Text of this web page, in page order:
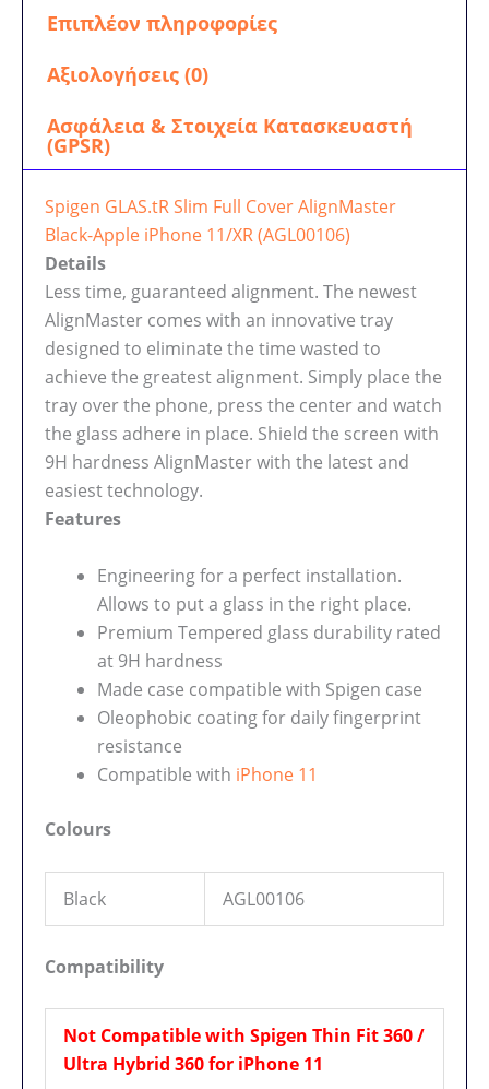
Επιπλέον πληροφορίες
Αξιολογήσεις (0)
Ασφάλεια & Στοιχεία Κατασκευαστή
(GPSR)
Spigen GLAS.tR Slim Full Cover AlignMaster
Black-Apple iPhone 11/XR (AGL00106)
Details
Less time, guaranteed alignment. The newest
AlignMaster comes with an innovative tray
designed to eliminate the time wasted to
achieve the greatest alignment. Simply place the
tray over the phone, press the center and watch
the glass adhere in place. Shield the screen with
9H hardness AlignMaster with the latest and
easiest technology.
Features
Engineering for a perfect installation.
Allows to put a glass in the right place.
Premium Tempered glass durability rated
at 9H hardness
Made case compatible with Spigen case
Oleophobic coating for daily fingerprint
resistance
Compatible with iPhone 11
Colours
Black AGL00106
Compatibility
Not Compatible with Spigen Thin Fit 360 /
Ultra Hybrid 360 for iPhone 11